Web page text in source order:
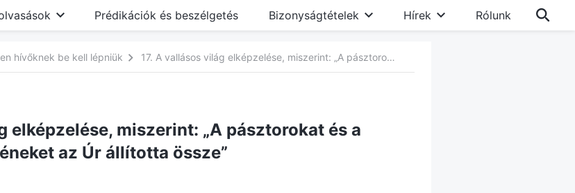
Prédikációk és beszélgetés Bizonyságtételek Hírek Rólunk
hívőknek be kell lépniük 17. A vallásos világ elképzelése, miszerint: „A pásztorokat és a véneket az Úr állította össze”
elképzelése, miszerint: „A pásztorokat és a
az Úr állította össze”